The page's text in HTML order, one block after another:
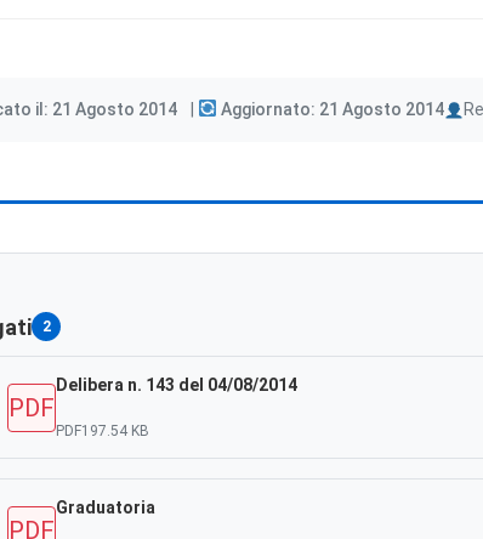
il: 21 Agosto 2014 Aggiornato: 21 Agosto 2014
2
PDF
Delibera n. 143 del 04/08/2014
PDF197.54 KB
PDF
Graduatoria